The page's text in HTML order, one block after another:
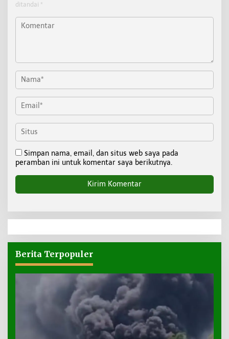
ditandai *
Simpan nama, email, dan situs web saya pada
peramban ini untuk komentar saya berikutnya.
Berita Terpopuler